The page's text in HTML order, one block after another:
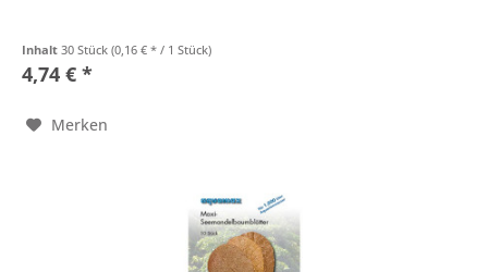
Inhalt30 Stück(0,16 € * / 1 Stück)
4,74 € *
Merken